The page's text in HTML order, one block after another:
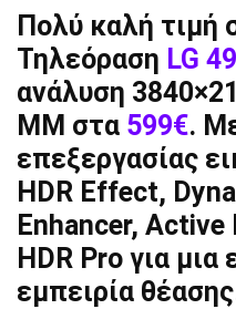
Πολύ καλή τιμή
Τηλεόραση LG
ανάλυση
ΜΜ στα 599€.
επεξεργασίας
HDR Effect,
Enhancer,
HDR Pro για μια
εμπειρία